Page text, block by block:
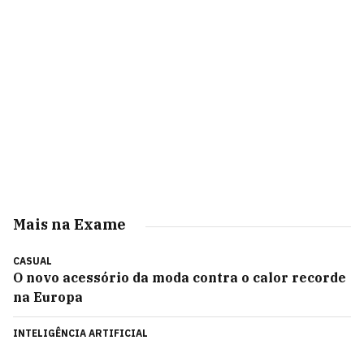
Mais na Exame
CASUAL
O novo acessório da moda contra o calor recorde
na Europa
INTELIGÊNCIA ARTIFICIAL